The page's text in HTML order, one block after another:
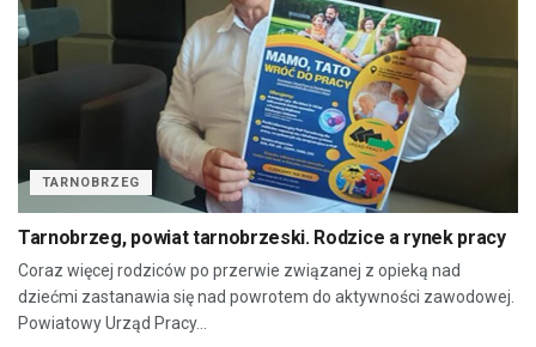
TARNOBRZEG
Tarnobrzeg, powiat tarnobrzeski. Rodzice a rynek pracy
Coraz więcej rodziców po przerwie związanej z opieką nad
dziećmi zastanawia się nad powrotem do aktywności zawodowej.
Powiatowy Urząd Pracy...